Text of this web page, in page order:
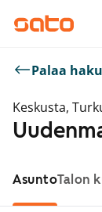
Palaa
Keskusta,
AsuntoTalon